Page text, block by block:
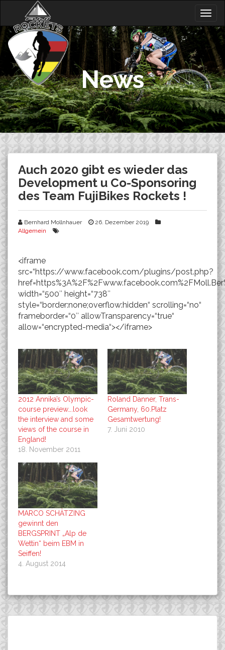
content
News
Auch 2020 gibt es wieder das
Development u Co-Sponsoring
des Team FujiBikes Rockets !
Bernhard Mollnhauer
26. Dezember 2019
Allgemein
<iframe
src=“https://www.facebook.com/plugins/post.php?
width=“500″ height=“738″
style=“border:none;overflow:hidden“ scrolling=“no“
frameborder=“0″ allowTransparency=“true“
allow=“encrypted-media“></iframe>
2012 Annika’s Olympic-
course preview….look
the interview and some
views of the course in
England!
18. November 2011
Roland Danner, Trans-
Germany, 60.Platz
Gesamtwertung!
7. Juni 2010
MARCO SCHÄTZING
gewinnt den
BERGSPRINT „Alp de
Wettin“ beim EBM in
Seiffen!
4. August 2014